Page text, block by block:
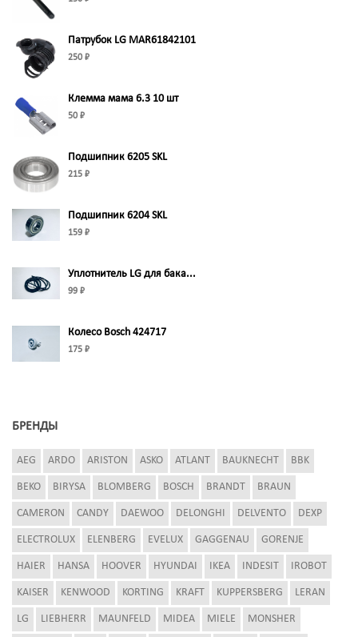
Патрубок LG MAR61842101
250 ₽
Клемма мама 6.3 10 шт
50 ₽
Подшипник 6205 SKL
215 ₽
Подшипник 6204 SKL
159 ₽
Уплотнитель LG для бака...
99 ₽
Колесо Bosch 424717
175 ₽
БРЕНДЫ
AEG ARDO ARISTON ASKO ATLANT BAUKNECHT BBK
BEKO BIRYSA BLOMBERG BOSCH BRANDT BRAUN
CAMERON CANDY DAEWOO DELONGHI DELVENTO DEXP
ELECTROLUX ELENBERG EVELUX GAGGENAU GORENJE
HAIER HANSA HOOVER HYUNDAI IKEA INDESIT IROBOT
KAISER KENWOOD KORTING KRAFT KUPPERSBERG LERAN
LG LIEBHERR MAUNFELD MIDEA MIELE MONSHER